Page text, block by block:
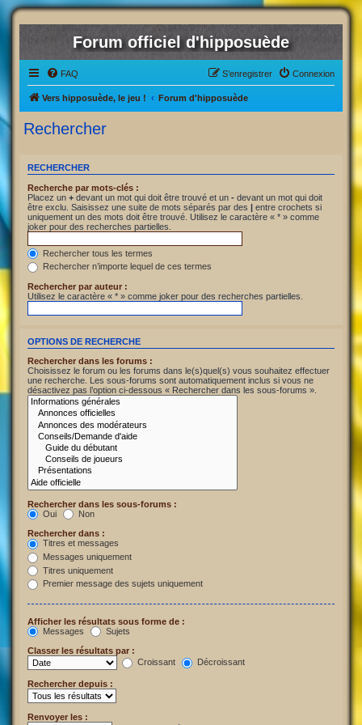
Forum officiel d'hipposuède
FAQ Connexion
S’enregistrer
Vers hipposuède, le jeu ! Forum d'hipposuède
Rechercher
RECHERCHER
Recherche par mots-clés :
Placez un + devant un mot qui doit être trouvé et un - devant un mot qui doit
être exclu. Saisissez une suite de mots séparés par des | entre crochets si
uniquement un des mots doit être trouvé. Utilisez le caractère « * » comme
joker pour des recherches partielles.
Rechercher tous les termes
Rechercher n’importe lequel de ces termes
Rechercher par auteur :
Utilisez le caractère « * » comme joker pour des recherches partielles.
OPTIONS DE RECHERCHE
Rechercher dans les forums :
Choisissez le forum ou les forums dans le(s)quel(s) vous souhaitez effectuer
une recherche. Les sous-forums sont automatiquement inclus si vous ne
désactivez pas l’option ci-dessous « Rechercher dans les sous-forums ».
Rechercher dans les sous-forums :
Oui
Non
Rechercher dans :
Titres et messages
Messages uniquement
Titres uniquement
Premier message des sujets uniquement
Afficher les résultats sous forme de :
Messages
Sujets
Classer les résultats par :
Croissant
Décroissant
Rechercher depuis :
Renvoyer les :